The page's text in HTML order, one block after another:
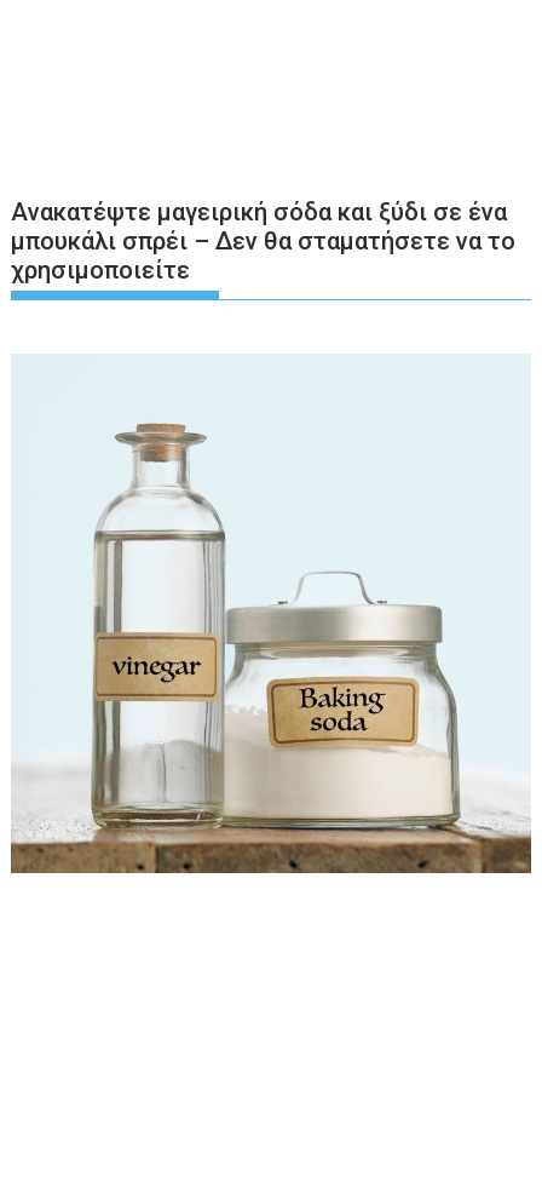
Ανακατέψτε μαγειρική σόδα και ξύδι σε ένα
μπουκάλι σπρέι – Δεν θα σταματήσετε να το
χρησιμοποιείτε